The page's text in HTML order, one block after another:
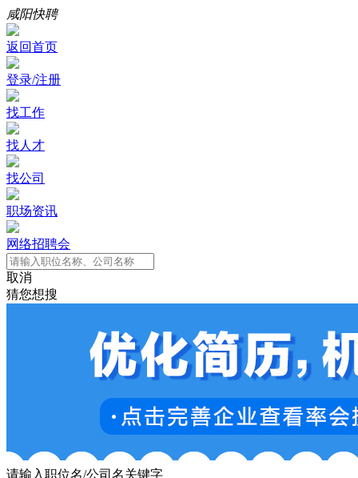
咸阳快聘
返回首页
登录/注册
找工作
找人才
找公司
职场资讯
网络招聘会
取消
猜您想搜
请输入职位名/公司名关键字